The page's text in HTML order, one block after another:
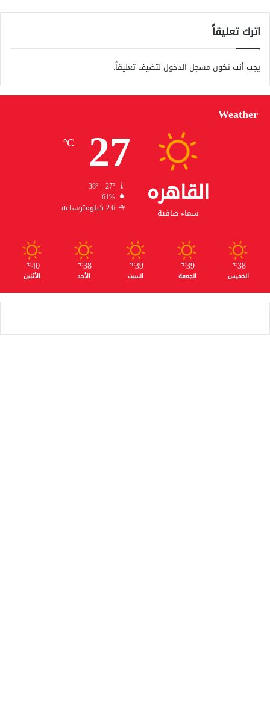
اترك تعليقاً
يجب أنت تكونمسجل الدخول لتضيف تعليقاً.
Weather
القاهره
سماء صافية
27
℃
38º - 27º
61%
2.6 كيلومتر/ساعة
38
℃
الخميس
39
℃
الجمعة
39
℃
السبت
38
℃
الأحد
40
℃
الأثنين